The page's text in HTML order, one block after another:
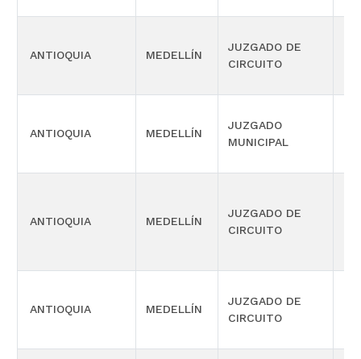
ANTIOQUIA MEDELLÍN
JUZGADO DE
CIRCUITO
ANTIOQUIA MEDELLÍN
JUZGADO
MUNICIPAL
ANTIOQUIA MEDELLÍN
JUZGADO DE
CIRCUITO
ANTIOQUIA MEDELLÍN
JUZGADO DE
CIRCUITO